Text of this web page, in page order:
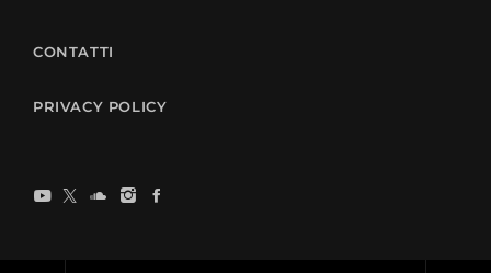
CONTATTI
PRIVACY POLICY